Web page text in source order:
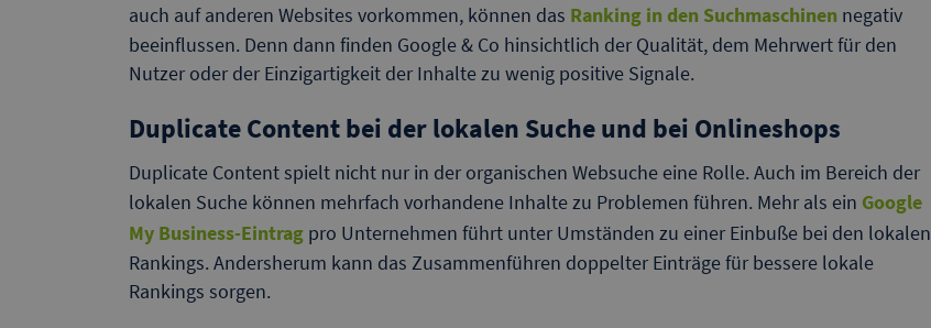
auch auf anderen Websites vorkommen, können das Ranking in den Suchmaschinen negativ
beeinflussen. Denn dann finden Google & Co hinsichtlich der Qualität, dem Mehrwert für den
Nutzer oder der Einzigartigkeit der Inhalte zu wenig positive Signale.
Duplicate Content bei der lokalen Suche und bei Onlineshops
Duplicate Content spielt nicht nur in der organischen Websuche eine Rolle. Auch im Bereich der
lokalen Suche können mehrfach vorhandene Inhalte zu Problemen führen. Mehr als ein Google
My Business-Eintrag pro Unternehmen führt unter Umständen zu einer Einbuße bei den lokalen
Rankings. Andersherum kann das Zusammenführen doppelter Einträge für bessere lokale
Rankings sorgen.